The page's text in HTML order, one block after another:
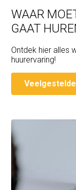
WAAR
GAAT
Ontdek hier alles
huurervaring!